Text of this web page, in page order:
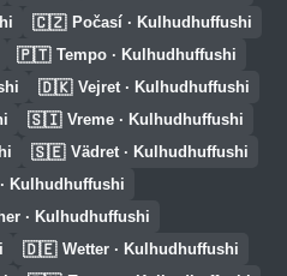
🇨🇿 Počasí · Kulhudhuffushi
🇵🇹 Tempo · Kulhudhuffushi
🇩🇰 Vejret · Kulhudhuffushi
🇸🇮 Vreme · Kulhudhuffushi
🇸🇪 Vädret · Kulhudhuffushi
Kulhudhuffushi
· Kulhudhuffushi
🇩🇪 Wetter · Kulhudhuffushi